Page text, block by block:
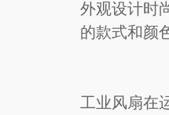
外观设计时
的款式和颜
工业风扇在